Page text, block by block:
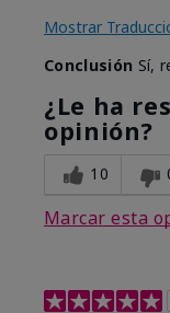
Mostrar
Conclusión Sí,
¿Le ha
opinión?
10
Marcar esta